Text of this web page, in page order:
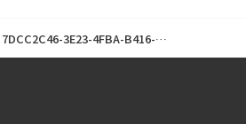
7DCC2C46-3E23-4FBA-B416-
DDECF5CCD8F0